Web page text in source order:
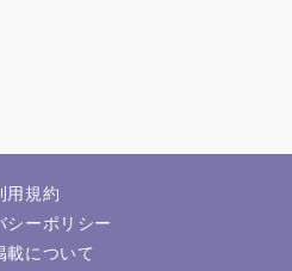
用規約
シーポリシー
載について